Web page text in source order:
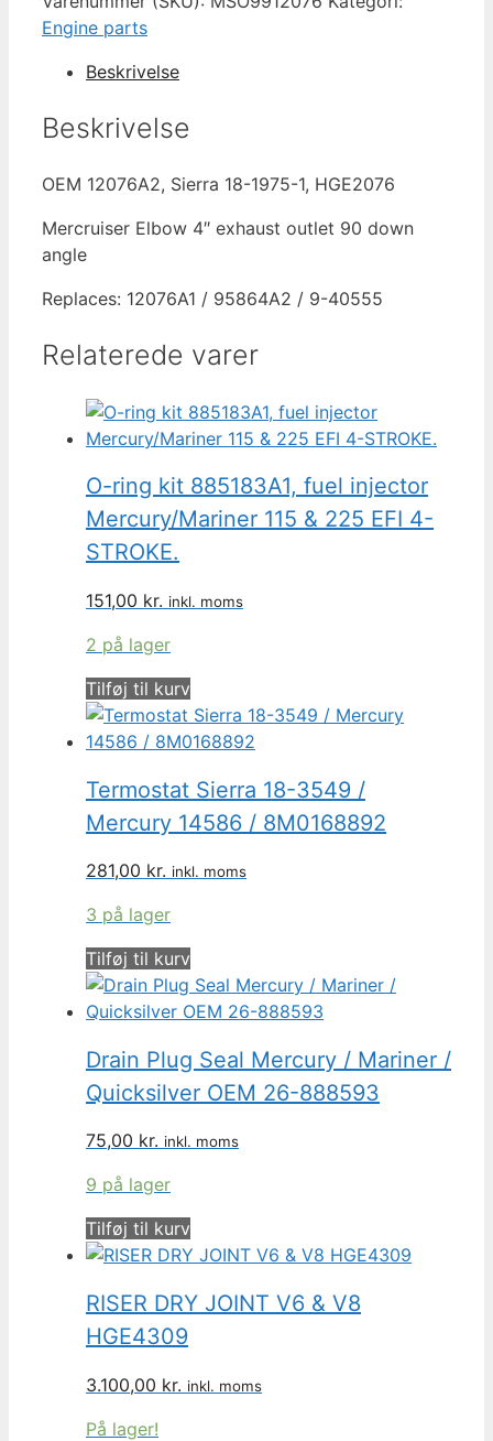
Mercruiser,
HGE
antal
Engine parts
Beskrivelse
Beskrivelse
OEM 12076A2, Sierra 18-1975-1, HGE2076
Mercruiser Elbow 4″ exhaust outlet 90 down
angle
Replaces: 12076A1 / 95864A2 / 9-40555
Relaterede varer
O-ring kit 885183A1, fuel injector
Mercury/Mariner 115 & 225 EFI 4-
STROKE.
151,00 kr. inkl. moms
2 på lager
Tilføj til kurv
Termostat Sierra 18-3549 /
Mercury 14586 / 8M0168892
281,00 kr. inkl. moms
3 på lager
Tilføj til kurv
Drain Plug Seal Mercury / Mariner /
Quicksilver OEM 26-888593
75,00 kr. inkl. moms
9 på lager
Tilføj til kurv
RISER DRY JOINT V6 & V8
HGE4309
3.100,00 kr. inkl. moms
På lager!